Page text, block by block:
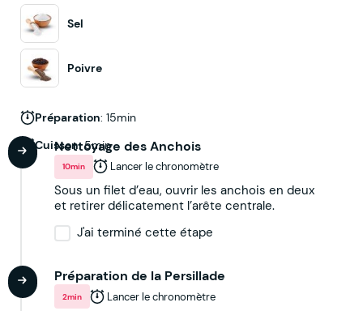
Sel
Poivre
Préparation: 15min
Cuisson: 5min
Nettoyage des Anchois
10min Lancer le chronomètre
Sous un filet d’eau, ouvrir les anchois en deux
et retirer délicatement l’arête centrale.
J'ai terminé cette étape
Préparation de la Persillade
2min Lancer le chronomètre